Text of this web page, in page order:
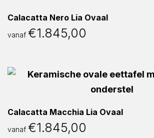
Calacatta Nero Lia Ovaal
vanaf €1.845,00
Calacatta Macchia Lia Ovaal
vanaf €1.845,00